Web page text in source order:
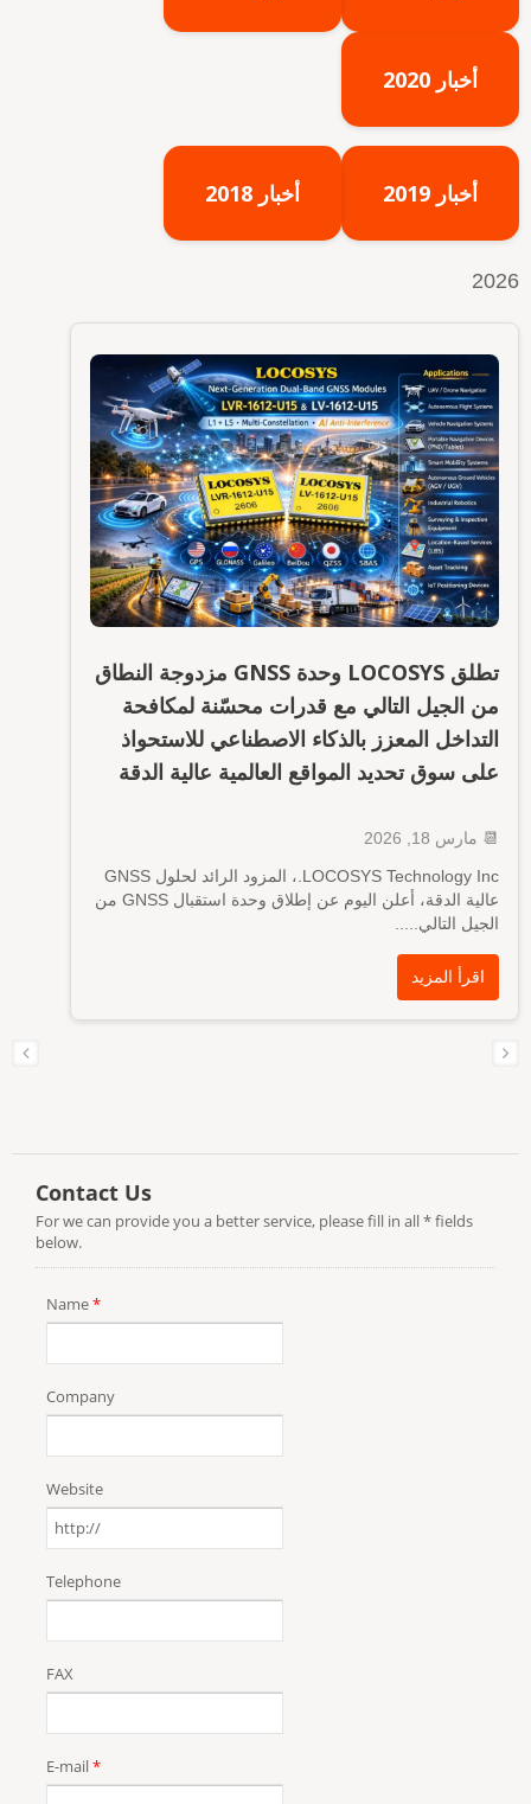
أخبار 2020
أخبار 2019 أخبار 2018
2026
تطلق LOCOSYS وحدة GNSS مزدوجة النطاق
من الجيل التالي مع قدرات محسّنة لمكافحة
التداخل المعزز بالذكاء الاصطناعي للاستحواذ
على سوق تحديد المواقع العالمية عالية الدقة
📆 مارس
LOCOSYS Technology Inc.، المزود الرائد لحلول GNSS
عالية الدقة، أعلن اليوم عن إطلاق وحدة استقبال GNSS من
الجيل التالي
اقرأ المزيد